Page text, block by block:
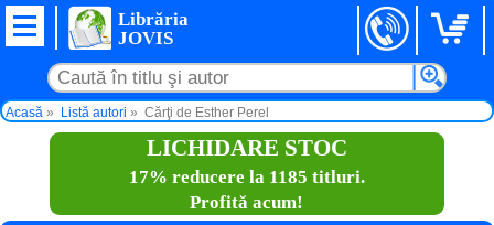
Librăria
JOVIS
Acasă Listă autori Cărţi de Esther Perel
LICHIDARE STOC
17% reducere la 1185 titluri.
Profită acum!